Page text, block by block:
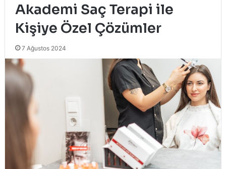
Akademi Saç Terapi ile
Kişiye Özel Çözümler
7 Ağustos 2024